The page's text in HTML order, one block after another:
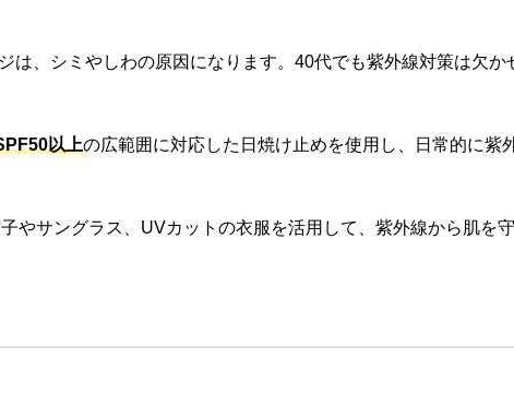
は、シミやしわの原因になります。40代でも紫外線対策は欠か
以上の広範囲に対応した日焼け止めを使用し、日常的に紫
やサングラス、UVカットの衣服を活用して、紫外線から肌を守